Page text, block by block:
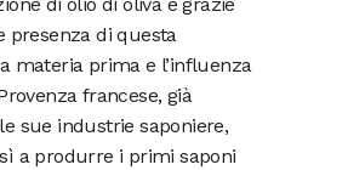
presenza di questa
materia prima e l’influenza
francese, già
sue industrie saponiere,
a produrre i primi saponi